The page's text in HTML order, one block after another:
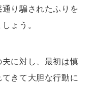
り騙されたふりを
ょう。
に対し、最初は慎
きて大胆な行動に